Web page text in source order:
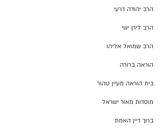
הרב יהודה דרעי
הרב לירן ישי
הרב שמואל אליהו
הוראה ברורה
בית הוראה מעיין טהור
מוסדות מאור ישראל
ברוך דיין האמת